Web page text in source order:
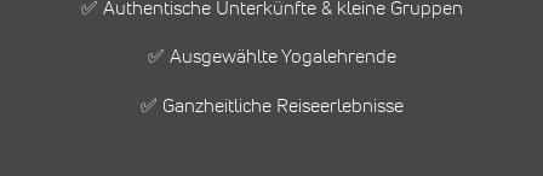
✅ Authentische Unterkünfte & kleine Gruppen
✅ Ausgewählte Yogalehrende
✅ Ganzheitliche Reiseerlebnisse